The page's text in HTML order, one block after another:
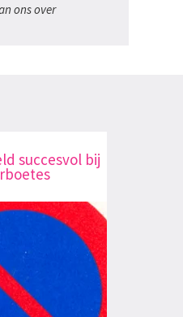
ons over
succesvol bij